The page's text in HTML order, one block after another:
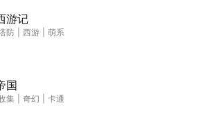
游记
防 西游
萌系
国
集 奇幻
卡通